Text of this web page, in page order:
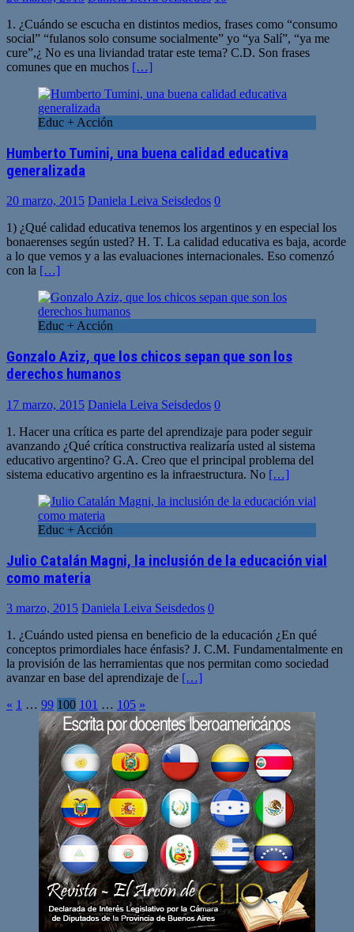
1. ¿Cuándo se escucha en distintos medios, frases como “consumo
social” “fulanos solo consume socialmente” yo “ya Salí”, “ya me
cure”,¿ No es una liviandad tratar este tema? C.D. Son frases
comunes que en muchos […]
Educ + Acción
Humberto Tumini, una buena calidad educativa
generalizada
20 marzo, 2015 Daniela Leiva Seisdedos 0
1) ¿Qué calidad educativa tenemos los argentinos y en especial los
bonaerenses según usted? H. T. La calidad educativa es baja, acorde
a lo que vemos y a las evaluaciones internacionales. Eso comenzó
con la […]
Educ + Acción
Gonzalo Aziz, que los chicos sepan que son los
derechos humanos
17 marzo, 2015 Daniela Leiva Seisdedos 0
1. Hacer una crítica es parte del aprendizaje para poder seguir
avanzando ¿Qué crítica constructiva realizaría usted al sistema
educativo argentino? G.A. Creo que el principal problema del
sistema educativo argentino es la infraestructura. No […]
Educ + Acción
Julio Catalán Magni, la inclusión de la educación vial
como materia
3 marzo, 2015 Daniela Leiva Seisdedos 0
1. ¿Cuándo usted piensa en beneficio de la educación ¿En qué
conceptos primordiales hace énfasis? J. C.M. Fundamentalmente en
la provisión de las herramientas que nos permitan como sociedad
avanzar en base del aprendizaje de […]
Paginación
entradas
« 1 … 99 100 101 … 105 »